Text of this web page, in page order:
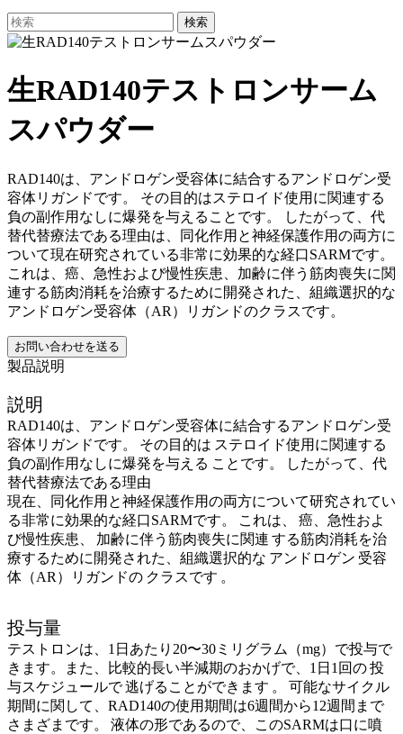
検索
生RAD140テストロンサーム
スパウダー
RAD140は、アンドロゲン受容体に結合するアンドロゲン受
容体リガンドです。
その目的はステロイド使用に関連する
負の副作用なしに爆発を与えることです。
したがって、代
替代替療法である理由は、同化作用と神経保護作用の両方に
ついて現在研究されている非常に効果的な経口SARMです。
これは、癌、急性および慢性疾患、加齢に伴う筋肉喪失に関
連する筋肉消耗を治療するために開発された、組織選択的な
アンドロゲン受容体（AR）リガンドのクラスです。
お問い合わせを送る
製品説明
説明
RAD140は、アンドロゲン受容体に結合するアンドロゲン受
容体リガンドです。
その目的は ステロイド使用に関連する
負の副作用なしに爆発を与える ことです。
したがって、代
替代替療法である理由
現在、同化作用と神経保護作用の両方について研究されてい
る非常に効果的な経口SARMです。
これは、
癌、急性およ
び慢性疾患、
加齢に伴う筋肉喪失に関連 する筋肉消耗を治
療するために開発された、組織選択的な アンドロゲン 受容
体（AR）リガンドの クラスです 。
投与量
テストロンは、1日あたり20〜30ミリグラム（mg）で投与で
きます。また、比較的長い半減期のおかげで、1日1回の投
与スケジュールで逃げることができます 。
可能なサイクル
期間に関して、RAD140の使用期間は6週間から12週間まで
さまざまです。
液体の形であるので、このSARMは口に噴